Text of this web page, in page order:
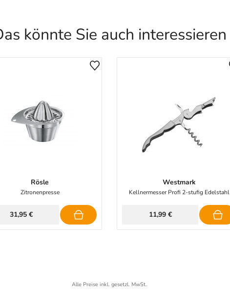
könnte Sie auch interessieren
Rösle
Zitronenpresse
31,95 €
Westmark
Kellnermesser Profi 2-stufig Edelstahl
11,99 €
Alle Preise inkl. gesetzl. MwSt.